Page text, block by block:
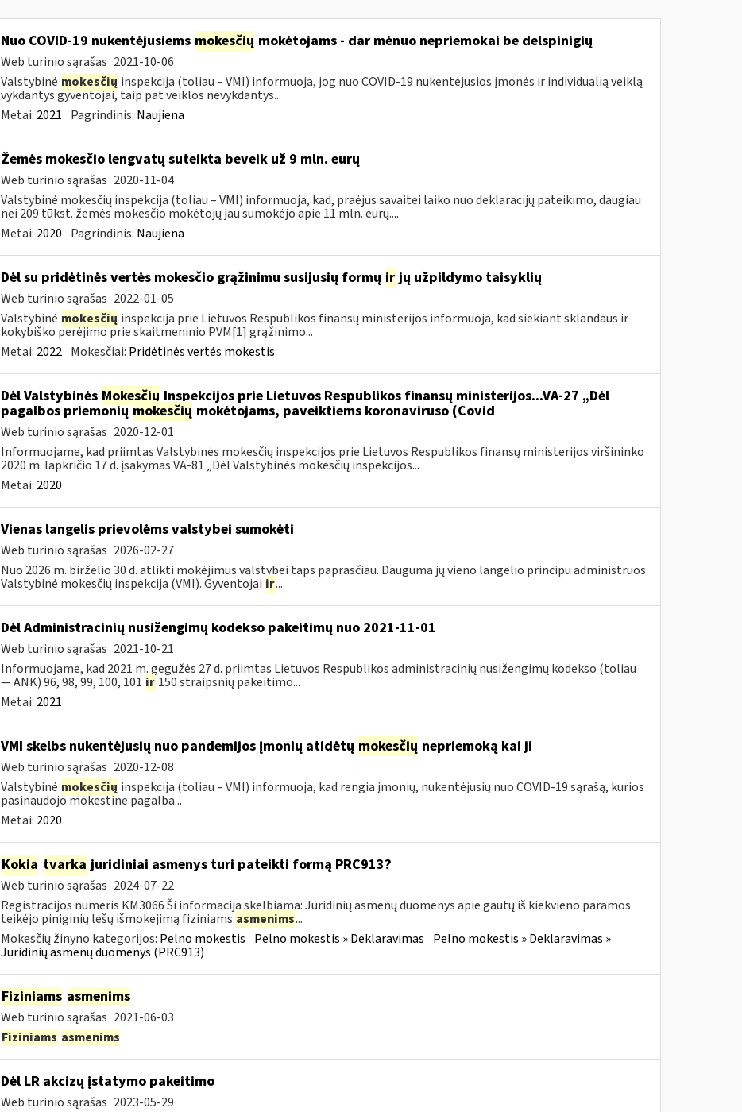
Nuo COVID-19 nukentėjusiems mokesčių mokėtojams - dar mėnuo nepriemokai be delspinigių
Web turinio sąrašas 2021-10-06
Valstybinė mokesčių inspekcija (toliau – VMI) informuoja, jog nuo COVID-19 nukentėjusios įmonės ir individualią veiklą
vykdantys gyventojai, taip pat veiklos nevykdantys...
Metai: 2021 Pagrindinis: Naujiena
Žemės mokesčio lengvatų suteikta beveik už 9 mln. eurų
Web turinio sąrašas 2020-11-04
Valstybinė mokesčių inspekcija (toliau – VMI) informuoja, kad, praėjus savaitei laiko nuo deklaracijų pateikimo, daugiau
nei 209 tūkst. žemės mokesčio mokėtojų jau sumokėjo apie 11 mln. eurų....
Metai: 2020 Pagrindinis: Naujiena
Dėl su pridėtinės vertės mokesčio grąžinimu susijusių formų irjų užpildymo taisyklių
Web turinio sąrašas 2022-01-05
Valstybinė mokesčių inspekcija prie Lietuvos Respublikos finansų ministerijos informuoja, kad siekiant sklandaus ir
kokybiško perėjimo prie skaitmeninio PVM[1] grąžinimo...
Metai: 2022 Mokesčiai: Pridėtinės vertės mokestis
Dėl Valstybinės MokesčiųInspekcijos prie Lietuvos Respublikos finansų ministerijos...VA-27 „Dėl
pagalbos priemoniųmokesčių mokėtojams, paveiktiems koronaviruso (Covid
Web turinio sąrašas 2020-12-01
Informuojame, kad priimtas Valstybinės mokesčių inspekcijos prie Lietuvos Respublikos finansų ministerijos viršininko
2020 m. lapkričio 17 d. įsakymas VA-81 „Dėl Valstybinės mokesčių inspekcijos...
Metai: 2020
Vienas langelis prievolėms valstybei sumokėti
Web turinio sąrašas 2026-02-27
Nuo 2026 m. birželio 30 d. atlikti mokėjimus valstybei taps paprasčiau. Dauguma jų vieno langelio principu administruos
Valstybinė mokesčių inspekcija (VMI). Gyventojai ir...
Dėl Administracinių nusižengimų kodekso pakeitimų nuo 2021-11-01
Web turinio sąrašas 2021-10-21
Informuojame, kad 2021 m. gegužės 27 d. priimtas Lietuvos Respublikos administracinių nusižengimų kodekso (toliau
— ANK) 96, 98, 99, 100, 101 ir 150 straipsnių pakeitimo...
Metai: 2021
VMI skelbs nukentėjusių nuo pandemijos įmonių atidėtų mokesčių nepriemoką kai ji
Web turinio sąrašas 2020-12-08
Valstybinė mokesčių inspekcija (toliau – VMI) informuoja, kad rengia įmonių, nukentėjusių nuo COVID-19 sąrašą, kurios
pasinaudojo mokestine pagalba...
Metai: 2020
Kokia tvarka juridiniai asmenys turi pateikti formą PRC913?
Web turinio sąrašas 2024-07-22
Registracijos numeris KM3066 Ši informacija skelbiama: Juridinių asmenų duomenys apie gautų iš kiekvieno paramos
teikėjo piniginių lėšų išmokėjimą fiziniams asmenims...
Mokesčių žinyno kategorijos: Pelno mokestis Pelno mokestis » Deklaravimas Pelno mokestis » Deklaravimas »
Juridinių asmenų duomenys (PRC913)
Fiziniams asmenims
Web turinio sąrašas 2021-06-03
Fiziniams asmenims
Dėl LR akcizų įstatymo pakeitimo
Web turinio sąrašas 2023-05-29